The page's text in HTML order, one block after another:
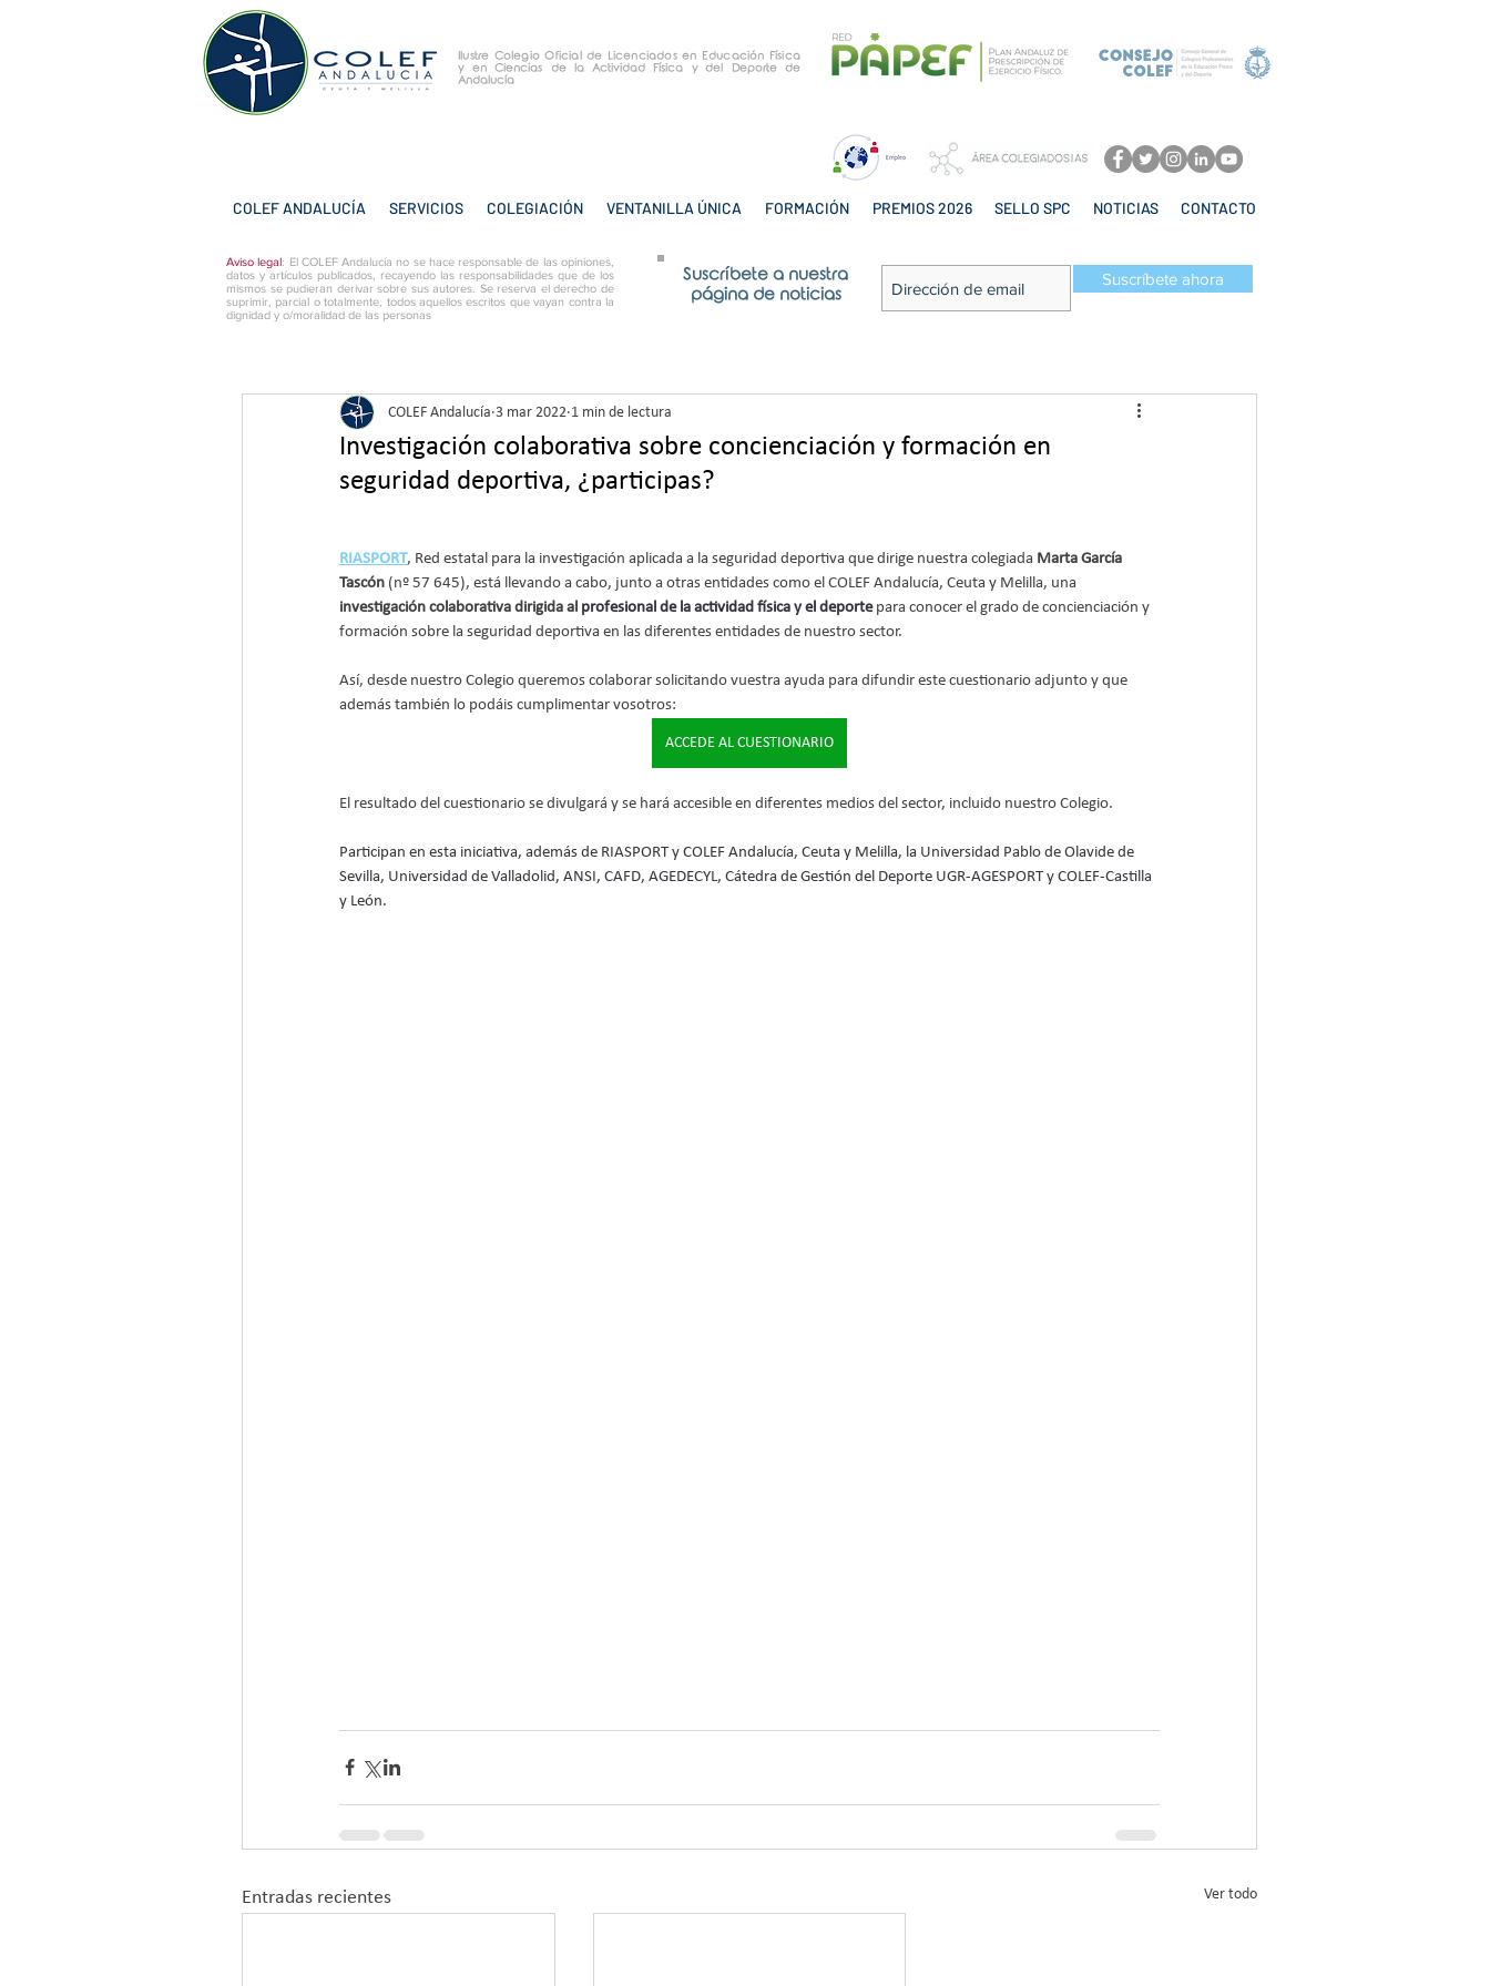
Ilustre Colegio Oficial de Licenciados en Educación Física
y en Ciencias de la Actividad Física y del Deporte de
Andalucía
COLEF ANDALUCÍA SERVICIOS COLEGIACIÓN VENTANILLA ÚNICA FORMACIÓN PREMIOS 2026 SELLO SPC NOTICIAS CONTACTO
Aviso legal: El COLEF Andalucía no se hace responsable de las opiniones,
datos y artículos publicados, recayendo las responsabilidades que de los
mismos se pudieran derivar sobre sus autores. Se reserva el derecho de
suprimir, parcial o totalmente, todos aquellos escritos que vayan contra la
dignidad y o/moralidad de las personas
Suscríbete a nuestra
página de noticias
Suscríbete ahora
Investigación colaborativa sobre concienciación y formación en
seguridad deportiva, ¿participas?
COLEF Andalucía 3 mar 2022 1 min de lectura
RIASPORT, Red estatal para la investigación aplicada a la seguridad deportiva que dirige nuestra colegiada Marta García
Tascón (nº 57 645), está llevando a cabo, junto a otras entidades como el COLEF Andalucía, Ceuta y Melilla, una
investigación colaborativa dirigida al profesional de la actividad física y el deporte para conocer el grado de concienciación y
formación sobre la seguridad deportiva en las diferentes entidades de nuestro sector.
Así, desde nuestro Colegio queremos colaborar solicitando vuestra ayuda para difundir este cuestionario adjunto y que
además también lo podáis cumplimentar vosotros:
ACCEDE AL CUESTIONARIO
El resultado del cuestionario se divulgará y se hará accesible en diferentes medios del sector, incluido nuestro Colegio.
Participan en esta iniciativa, además de RIASPORT y COLEF Andalucía, Ceuta y Melilla, la Universidad Pablo de Olavide de
Sevilla, Universidad de Valladolid, ANSI, CAFD, AGEDECYL, Cátedra de Gestión del Deporte UGR-AGESPORT y COLEF-Castilla
y León.
Entradas recientes Ver todo